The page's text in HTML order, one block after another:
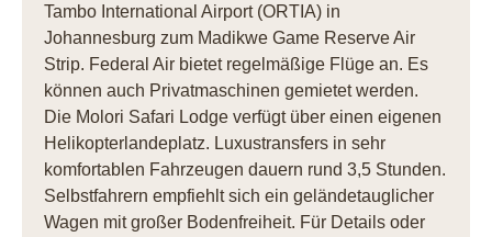
Tambo International Airport (ORTIA) in
Johannesburg zum Madikwe Game Reserve Air
Strip. Federal Air bietet regelmäßige Flüge an. Es
können auch Privatmaschinen gemietet werden.
Die Molori Safari Lodge verfügt über einen eigenen
Helikopterlandeplatz. Luxustransfers in sehr
komfortablen Fahrzeugen dauern rund 3,5 Stunden.
Selbstfahrern empfiehlt sich ein geländetauglicher
Wagen mit großer Bodenfreiheit. Für Details oder